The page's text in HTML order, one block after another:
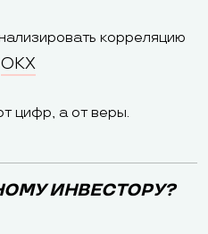
корреляцию
OKX
цифр, а от веры.
ИНВЕСТОРУ?